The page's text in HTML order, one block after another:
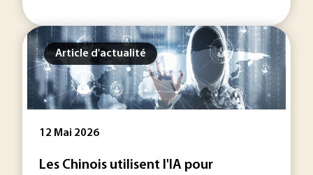
Article d'actualité
12 Mai 2026
Les Chinois utilisent l'IA pour